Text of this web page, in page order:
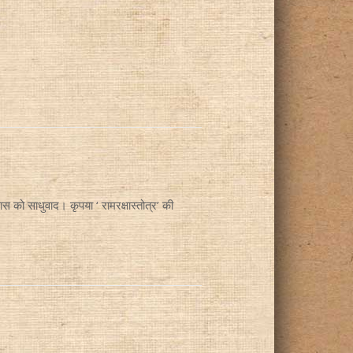
साधुवाद। कृपया ‘ रामरक्षास्तोत्र’ की